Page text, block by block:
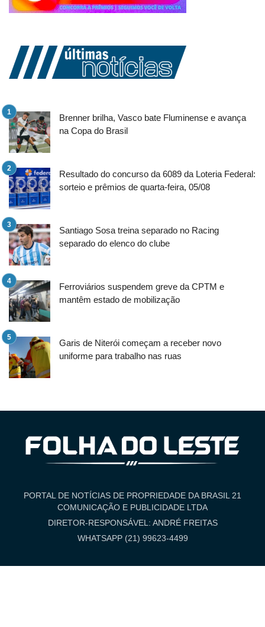
Brenner brilha, Vasco bate Fluminense e avança
na Copa do Brasil
Resultado do concurso da 6089 da Loteria Federal:
sorteio e prêmios de quarta-feira, 05/08
Santiago Sosa treina separado no Racing
separado do elenco do clube
Ferroviários suspendem greve da CPTM e
mantêm estado de mobilização
Garis de Niterói começam a receber novo
uniforme para trabalho nas ruas
PORTAL DE NOTÍCIAS DE PROPRIEDADE DA BRASIL 21
COMUNICAÇÃO E PUBLICIDADE LTDA
DIRETOR-RESPONSÁVEL: ANDRÉ FREITAS
WHATSAPP (21) 99623-4499